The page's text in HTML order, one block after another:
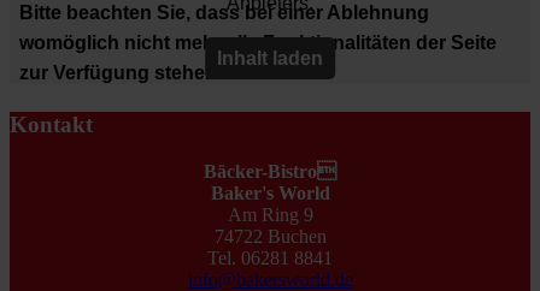
Kontakt
Bäcker-Bistro
Baker's World
Am Ring 9
74722 Buchen
Tel. 06281 8841
info@bakersworld.de